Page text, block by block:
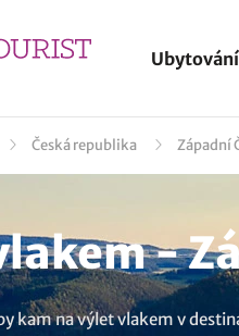
Ubytování
Česká republika Západní
-
kam na výlet vlakem v